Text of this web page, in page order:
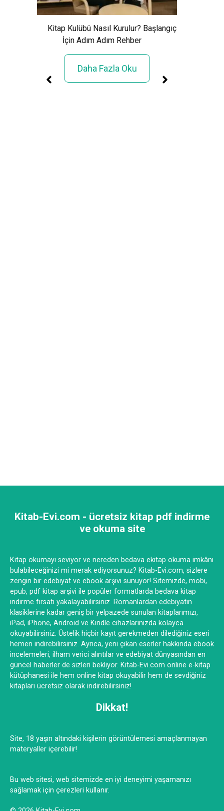
Kitap Kulübü Nasıl Kurulur? Başlangıç
İçin Adım Adım Rehber
Daha Fazla Oku
Kitab-Evi.com - ücretsiz kitap pdf indirme
ve okuma site
Kitap okumayı seviyor ve nereden bedava ekitap okuma imkânı
bulabileceğinizi mi merak ediyorsunuz? Kitab-Evi.com, sizlere
zengin bir edebiyat ve ebook arşivi sunuyor! Sitemizde, mobi,
epub, pdf kitap arşivi ile popüler formatlarda bedava kitap
indirme fırsatı yakalayabilirsiniz. Romanlardan edebiyatın
klasiklerine kadar geniş bir yelpazede sunulan kitaplarımızı,
iPad, iPhone, Android ve Kindle cihazlarınızda kolayca
okuyabilirsiniz. Üstelik hiçbir kayıt gerekmeden dilediğiniz eseri
hemen indirebilirsiniz. Ayrıca, yeni çıkan eserler hakkında ebook
incelemeleri, ilham verici alıntılar ve edebiyat dünyasından en
güncel haberler de sizleri bekliyor. Kitab-Evi.com online e-kitap
kütüphanesi ile hem online kitap okuyabilir hem de sevdiğiniz
kitapları ücretsiz olarak indirebilirsiniz!
Dikkat!
Site, 18 yaşın altındaki kişilerin görüntülemesi amaçlanmayan
materyaller içerebilir!
Bu web sitesi, web sitemizde en iyi deneyimi yaşamanızı
sağlamak için çerezleri kullanır.